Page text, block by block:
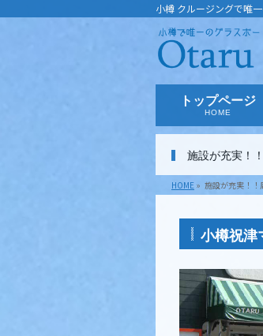
小樽 クルージングで唯
トップページ
HOME
施設が充実！
HOME » 施設が充実！！
小樽祝津